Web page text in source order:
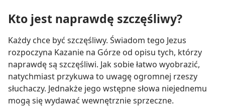
Kto jest naprawdę szczęśliwy?
Każdy chce być szczęśliwy. Świadom tego Jezus
rozpoczyna Kazanie na Górze od opisu tych, którzy
naprawdę są szczęśliwi. Jak sobie łatwo wyobrazić,
natychmiast przykuwa to uwagę ogromnej rzeszy
słuchaczy. Jednakże jego wstępne słowa niejednemu
mogą się wydawać wewnętrznie sprzeczne.